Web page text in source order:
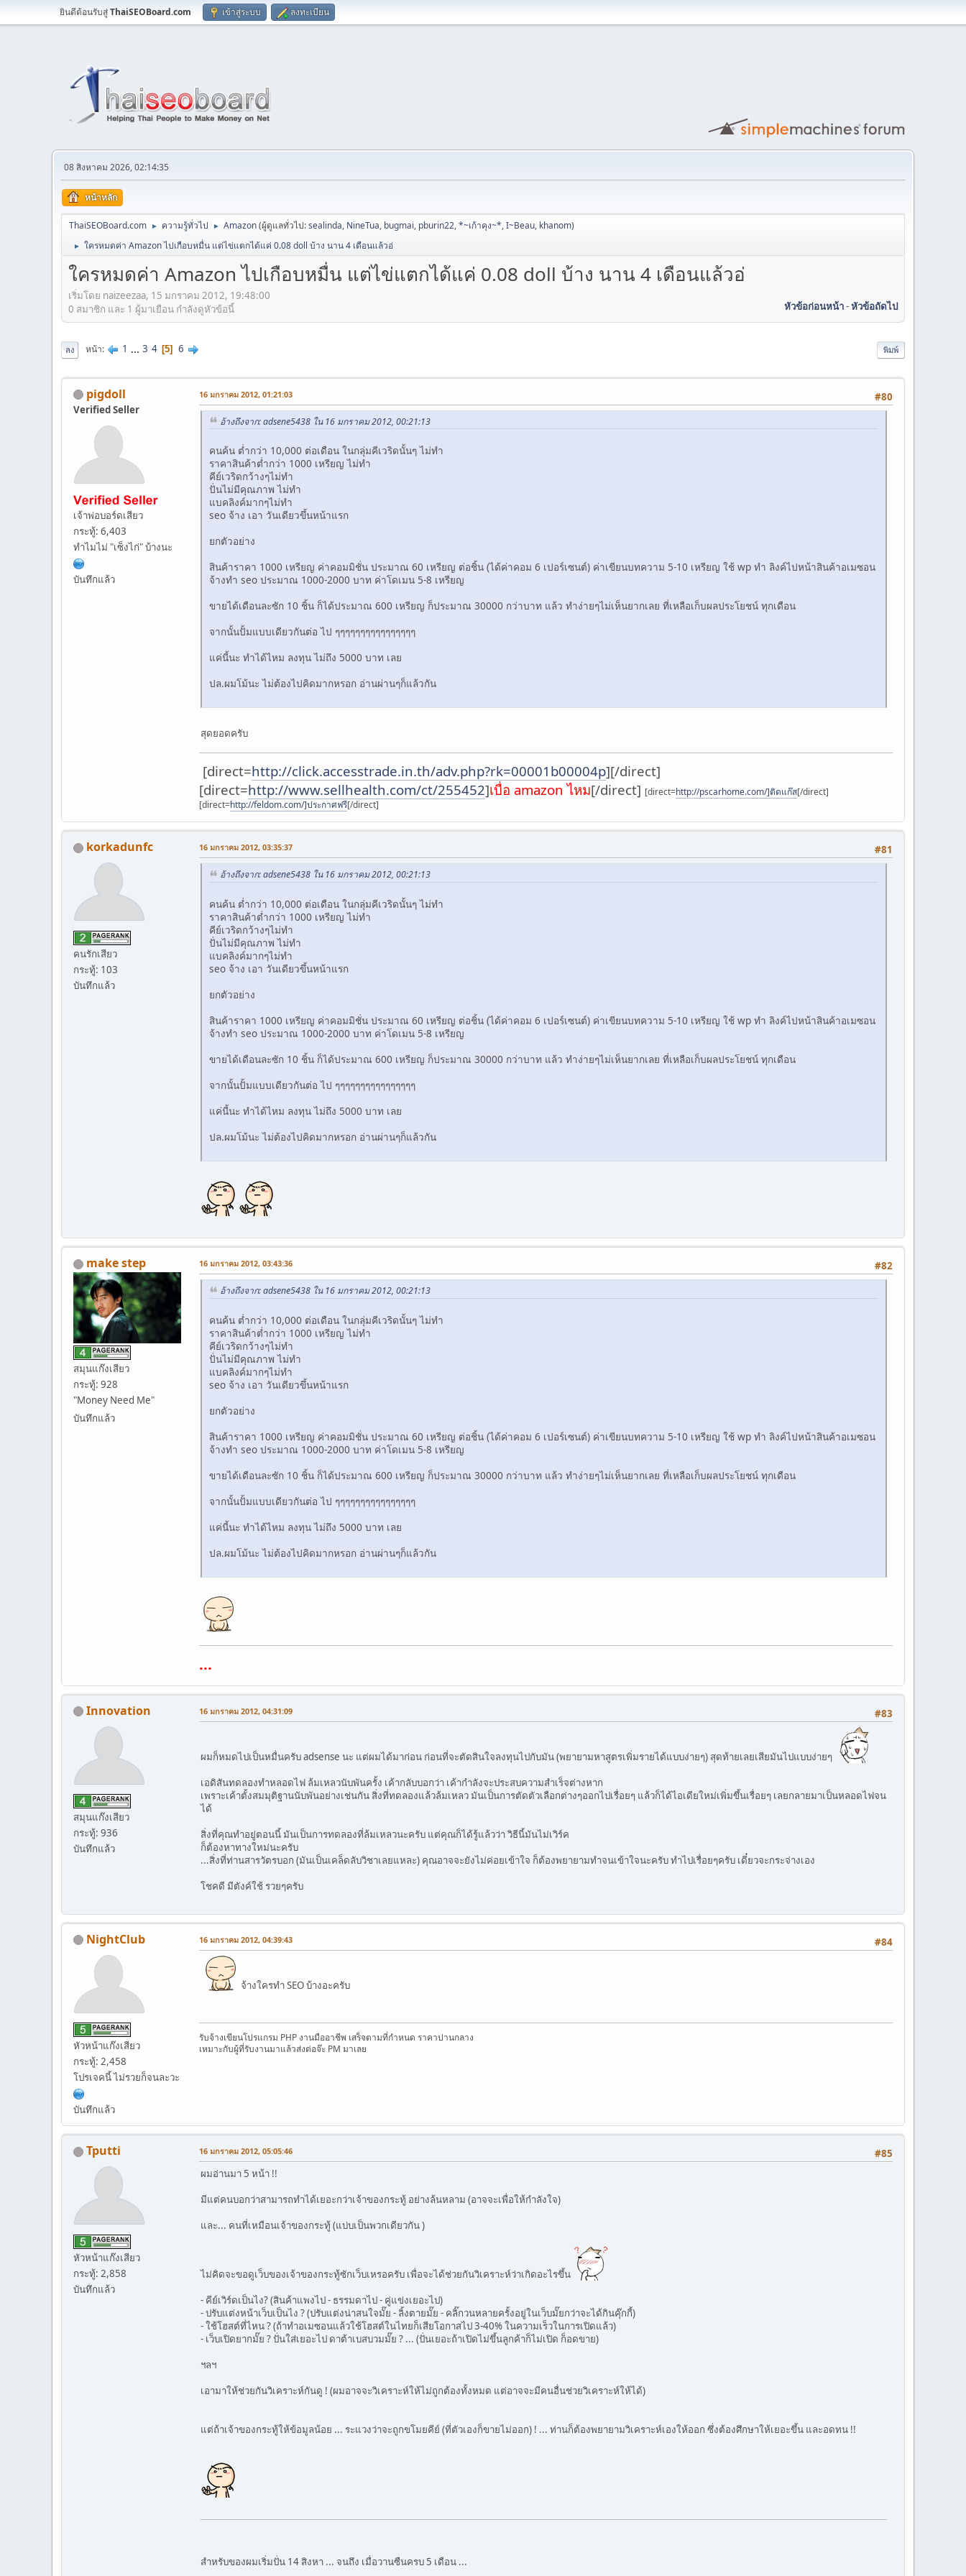
ยินดีต้อนรับสู่ThaiSEOBoard.com เข้าสู่ระบบ ลงทะเบียน
08 สิงหาคม 2026, 02:14:35
หน้าหลัก
ThaiSEOBoard.com ► ความรู้ทั่วไป ► Amazon(ผู้ดูแลทั่วไป:sealinda, NineTua, bugmai, pburin22,*~เก้าคุง~*,I~Beau, khanom)
► ใครหมดค่า Amazon ไปเกือบหมื่น แต่ไข่แตกได้แค่ 0.08 doll บ้าง นาน 4 เดือนแล้วอ่
ใครหมดค่า Amazon ไปเกือบหมื่น แต่ไข่แตกได้แค่ 0.08 doll บ้าง นาน 4 เดือนแล้วอ่
เริ่มโดย naizeezaa, 15 มกราคม 2012, 19:48:00
หัวข้อก่อนหน้า-หัวข้อถัดไป
0 สมาชิก และ 1 ผู้มาเยือน กำลังดูหัวข้อนี้
พิมพ์
ลง หน้า 1 ... 3 4 5 6
pigdoll
Verified Seller
เจ้าพ่อบอร์ดเสียว
กระทู้: 6,403
ทำไมไม่ "เซ็งไก่" บ้างนะ
บันทึกแล้ว
#80
16 มกราคม 2012, 01:21:03
อ้างถึงจาก: adsene5438 ใน 16 มกราคม 2012, 00:21:13
คนค้น ต่ำกว่า 10,000 ต่อเดือน ในกลุ่มคีเวริดนั้นๆ ไม่ทำ
ราคาสินค้าต่ำกว่า 1000 เหรียญ ไม่ทำ
คีย์เวริดกว้างๆไม่ทำ
ปั่นไม่มีคุณภาพ ไม่ทำ
แบคลิงค์มากๆไม่ทำ
seo จ้าง เอา วันเดียวขึ้นหน้าแรก
ยกตัวอย่าง
สินค้าราคา 1000 เหรียญ ค่าคอมมิชั่น ประมาณ 60 เหรียญ ต่อชิ้น (ได้ค่าคอม 6 เปอร์เซนต์) ค่าเขียนบทความ 5-10 เหรียญ ใช้ wp ทำ ลิงค์ไปหน้าสินค้าอเมซอน
จ้างทำ seo ประมาณ 1000-2000 บาท ค่าโดเมน 5-8 เหรียญ
ขายได้เดือนละซัก 10 ชิ้น ก็ได้ประมาณ 600 เหรียญ ก็ประมาณ 30000 กว่าบาท แล้ว ทำง่ายๆไม่เห็นยากเลย ที่เหลือเก็บผลประโยชน์ ทุกเดือน
จากนั้นปั้มแบบเดียวกันต่อ ไป ๆๆๆๆๆๆๆๆๆๆๆๆๆๆๆๆ
แค่นี้นะ ทำได้ไหม ลงทุน ไม่ถึง 5000 บาท เลย
ปล.ผมโม้นะ ไม่ต้องไปคิดมากหรอก อ่านผ่านๆก็แล้วกัน
สุดยอดครับ
[direct=http://click.accesstrade.in.th/adv.php?rk=00001b00004p][/direct]
[direct=http://www.sellhealth.com/ct/255452]เบื่อ amazon ไหม[/direct] [direct=http://pscarhome.com/]ติดแก๊ส[/direct]
[direct=http://feldom.com/]ประกาศฟรี[/direct]
korkadunfc
คนรักเสียว
กระทู้: 103
บันทึกแล้ว
#81
16 มกราคม 2012, 03:35:37
อ้างถึงจาก: adsene5438 ใน 16 มกราคม 2012, 00:21:13
คนค้น ต่ำกว่า 10,000 ต่อเดือน ในกลุ่มคีเวริดนั้นๆ ไม่ทำ
ราคาสินค้าต่ำกว่า 1000 เหรียญ ไม่ทำ
คีย์เวริดกว้างๆไม่ทำ
ปั่นไม่มีคุณภาพ ไม่ทำ
แบคลิงค์มากๆไม่ทำ
seo จ้าง เอา วันเดียวขึ้นหน้าแรก
ยกตัวอย่าง
สินค้าราคา 1000 เหรียญ ค่าคอมมิชั่น ประมาณ 60 เหรียญ ต่อชิ้น (ได้ค่าคอม 6 เปอร์เซนต์) ค่าเขียนบทความ 5-10 เหรียญ ใช้ wp ทำ ลิงค์ไปหน้าสินค้าอเมซอน
จ้างทำ seo ประมาณ 1000-2000 บาท ค่าโดเมน 5-8 เหรียญ
ขายได้เดือนละซัก 10 ชิ้น ก็ได้ประมาณ 600 เหรียญ ก็ประมาณ 30000 กว่าบาท แล้ว ทำง่ายๆไม่เห็นยากเลย ที่เหลือเก็บผลประโยชน์ ทุกเดือน
จากนั้นปั้มแบบเดียวกันต่อ ไป ๆๆๆๆๆๆๆๆๆๆๆๆๆๆๆๆ
แค่นี้นะ ทำได้ไหม ลงทุน ไม่ถึง 5000 บาท เลย
ปล.ผมโม้นะ ไม่ต้องไปคิดมากหรอก อ่านผ่านๆก็แล้วกัน
make step
สมุนแก๊งเสียว
กระทู้: 928
"Money Need Me"
บันทึกแล้ว
#82
16 มกราคม 2012, 03:43:36
อ้างถึงจาก: adsene5438 ใน 16 มกราคม 2012, 00:21:13
คนค้น ต่ำกว่า 10,000 ต่อเดือน ในกลุ่มคีเวริดนั้นๆ ไม่ทำ
ราคาสินค้าต่ำกว่า 1000 เหรียญ ไม่ทำ
คีย์เวริดกว้างๆไม่ทำ
ปั่นไม่มีคุณภาพ ไม่ทำ
แบคลิงค์มากๆไม่ทำ
seo จ้าง เอา วันเดียวขึ้นหน้าแรก
ยกตัวอย่าง
สินค้าราคา 1000 เหรียญ ค่าคอมมิชั่น ประมาณ 60 เหรียญ ต่อชิ้น (ได้ค่าคอม 6 เปอร์เซนต์) ค่าเขียนบทความ 5-10 เหรียญ ใช้ wp ทำ ลิงค์ไปหน้าสินค้าอเมซอน
จ้างทำ seo ประมาณ 1000-2000 บาท ค่าโดเมน 5-8 เหรียญ
ขายได้เดือนละซัก 10 ชิ้น ก็ได้ประมาณ 600 เหรียญ ก็ประมาณ 30000 กว่าบาท แล้ว ทำง่ายๆไม่เห็นยากเลย ที่เหลือเก็บผลประโยชน์ ทุกเดือน
จากนั้นปั้มแบบเดียวกันต่อ ไป ๆๆๆๆๆๆๆๆๆๆๆๆๆๆๆๆ
แค่นี้นะ ทำได้ไหม ลงทุน ไม่ถึง 5000 บาท เลย
ปล.ผมโม้นะ ไม่ต้องไปคิดมากหรอก อ่านผ่านๆก็แล้วกัน
...
Innovation
สมุนแก๊งเสียว
กระทู้: 936
บันทึกแล้ว
#83
16 มกราคม 2012, 04:31:09
ผมก็หมดไปเป็นหมื่นครับ adsense นะ แต่ผมได้มาก่อน ก่อนที่จะตัดสินใจลงทุนไปกับมัน (พยายามหาสูตรเพิ่มรายได้แบบง่ายๆ) สุดท้ายเลยเสียมันไปแบบง่ายๆ
เอดิสันทดลองทำหลอดไฟ ล้มเหลวนับพันครั้ง เค้ากลับบอกว่า เค้ากำลังจะประสบความสำเร็จต่างหาก
เพราะเค้าตั้งสมมุติฐานนับพันอย่างเช่นกัน สิ่งที่ทดลองแล้วล้มเหลว มันเป็นการตัดตัวเลือกต่างๆออกไปเรื่อยๆ แล้วก็ได้ไอเดียใหม่เพิ่มขึ้นเรื่อยๆ เลยกลายมาเป็นหลอดไฟจน
ได้
สิ่งที่คุณทำอยู่ตอนนี้ มันเป็นการทดลองที่ล้มเหลวนะครับ แต่คุณก็ได้รู้แล้วว่า วิธีนี้มันไม่เวิร์ค
ก็ต้องหาทางใหม่นะครับ
...สิ่งที่ท่านสารวัตรบอก (มันเป็นเคล็ดลับวิชาเลยแหละ) คุณอาจจะยังไม่ค่อยเข้าใจ ก็ต้องพยายามทำจนเข้าใจนะครับ ทำไปเรื่อยๆครับ เดี๋ยวจะกระจ่างเอง
โชคดี มีตังค์ใช้ รวยๆครับ
NightClub
หัวหน้าแก๊งเสียว
กระทู้: 2,458
โปรเจคนี้ ไม่รวยก็จนละวะ
บันทึกแล้ว
#84
16 มกราคม 2012, 04:39:43
จ้างใครทำ SEO บ้างอะครับ
รับจ้างเขียนโปรแกรม PHP งานมืออาชีพ เสร็จตามที่กำหนด ราคาปานกลาง
เหมาะกับผู้ที่รับงานมาแล้วส่งต่อจ๊ะ PM มาเลย
Tputti
หัวหน้าแก๊งเสียว
กระทู้: 2,858
บันทึกแล้ว
#85
16 มกราคม 2012, 05:05:46
ผมอ่านมา 5 หน้า !!
มีแต่คนบอกว่าสามารถทำได้เยอะกว่าเจ้าของกระทู้ อย่างล้นหลาม (อาจจะเพื่อให้กำลังใจ)
และ... คนที่เหมือนเจ้าของกระทู้ (แบ่บเป็นพวกเดียวกัน )
ไม่คิดจะขอดูเว็บของเจ้าของกระทู้ซักเว็บเหรอครับ เพื่อจะได้ช่วยกันวิเคราะห์ว่าเกิดอะไรขึ้น
- คีย์เวิร์ดเป็นไง? (สินค้าแพงไป - ธรรมดาไป - คู่แข่งเยอะไป)
- ปรับแต่งหน้าเว็บเป็นไง ? (ปรับแต่งน่าสนใจมั๊ย - ลิ้งตายมั๊ย - คลิ๊กวนหลายครั้งอยู่ในเว็บมั๊ยกว่าจะได้กินคุ๊กกี้)
- ใช้โฮสต์ที่ไหน ? (ถ้าทำอเมซอนแล้วใช้โฮสต์ในไทยก็เสียโอกาสไป 3-40% ในความเร็วในการเปิดแล้ว)
- เว็บเปิดยากมั๊ย ? ปั่นใส่เยอะไป ดาต้าเบสบวมมั๊ย ? ... (ปั่นเยอะถ้าเปิดไม่ขึ้นลูกค้าก็ไม่เปิด ก็อดขาย)
ฯลฯ
เอามาให้ช่วยกันวิเคราะห์กันดู ! (ผมอาจจะวิเคราะห์ให้ไม่ถูกต้องทั้งหมด แต่อาจจะมีคนอื่นช่วยวิเคราะห์ให้ได้)
แต่ถ้าเจ้าของกระทู้ให้ข้อมูลน้อย ... ระแวงว่าจะถูกขโมยคีย์ (ที่ตัวเองก็ขายไม่ออก) ! ... ท่านก็ต้องพยายามวิเคราะห์เองให้ออก ซึ่งต้องศึกษาให้เยอะขึ้น และอดทน !!
สำหรับของผมเริ่มปั่น 14 สิงหา ... จนถึง เมื่อวานซืนครบ 5 เดือน ...